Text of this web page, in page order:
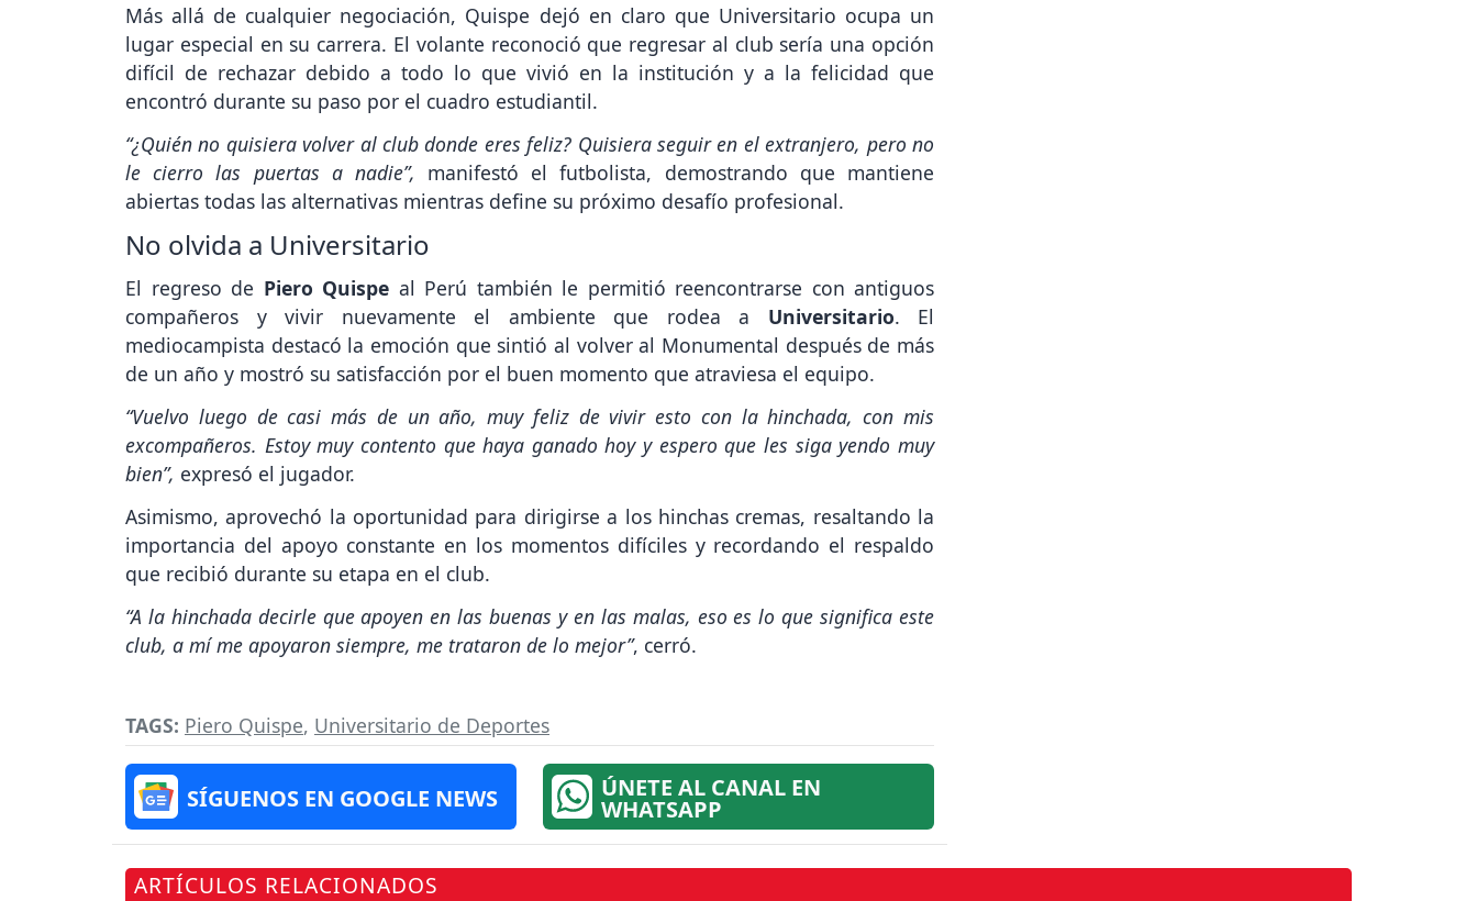
Más allá de cualquier negociación, Quispe dejó en claro que Universitario ocupa un
lugar especial en su carrera. El volante reconoció que regresar al club sería una opción
difícil de rechazar debido a todo lo que vivió en la institución y a la felicidad que
encontró durante su paso por el cuadro estudiantil.
“¿Quién no quisiera volver al club donde eres feliz? Quisiera seguir en el extranjero, pero no
le cierro las puertas a nadie”, manifestó el futbolista, demostrando que mantiene
abiertas todas las alternativas mientras define su próximo desafío profesional.
No olvida a Universitario
El regreso de Piero Quispe al Perú también le permitió reencontrarse con antiguos
compañeros y vivir nuevamente el ambiente que rodea a Universitario. El
mediocampista destacó la emoción que sintió al volver al Monumental después de más
de un año y mostró su satisfacción por el buen momento que atraviesa el equipo.
“Vuelvo luego de casi más de un año, muy feliz de vivir esto con la hinchada, con mis
excompañeros. Estoy muy contento que haya ganado hoy y espero que les siga yendo muy
bien”, expresó el jugador.
Asimismo, aprovechó la oportunidad para dirigirse a los hinchas cremas, resaltando la
importancia del apoyo constante en los momentos difíciles y recordando el respaldo
que recibió durante su etapa en el club.
“A la hinchada decirle que apoyen en las buenas y en las malas, eso es lo que significa este
club, a mí me apoyaron siempre, me trataron de lo mejor”, cerró.
TAGS: Piero Quispe, Universitario de Deportes
SÍGUENOS EN GOOGLE NEWS ÚNETE AL CANAL EN
WHATSAPP
ARTÍCULOS RELACIONADOS